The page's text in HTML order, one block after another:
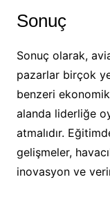
Sonuç
Sonuç olarak,
pazarlar birçok
benzeri
alanda liderliğe
atmalıdır.
gelişmeler,
inovasyon ve